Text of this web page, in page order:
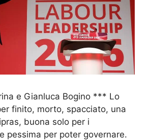
e Gianluca Bogino *** Lo
finito, morto, spacciato, una
buona solo per i
pessima per poter governare.